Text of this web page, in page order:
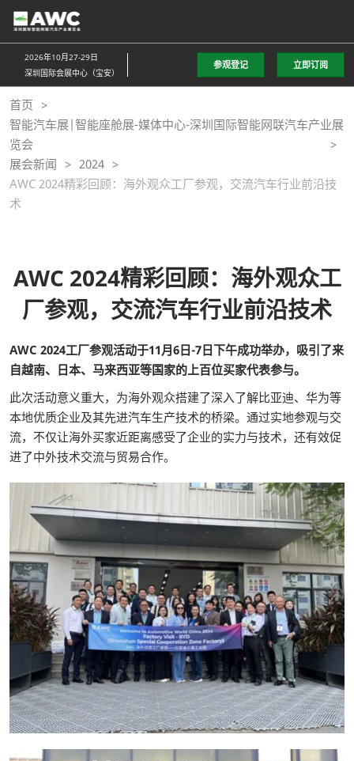
直
接
跳
至
内
容
2026年10月27-29日
深圳国际会展中心（宝安）
参观登记 立即订阅
首页
智能汽车展|智能座舱展-媒体中心-深圳国际智能网联汽车产业展
览会
展会新闻
2024
AWC 2024精彩回顾：海外观众工厂参观，交流汽车行业前沿技
术
AWC 2024精彩回顾：海外观众工
厂参观，交流汽车行业前沿技术
AWC 2024工厂参观活动于11月6日-7日下午成功举办，吸引了来
自越南、日本、马来西亚等国家的上百位买家代表参与。
此次活动意义重大，为海外观众搭建了深入了解比亚迪、华为等
本地优质企业及其先进汽车生产技术的桥梁。通过实地参观与交
流，不仅让海外买家近距离感受了企业的实力与技术，还有效促
进了中外技术交流与贸易合作。